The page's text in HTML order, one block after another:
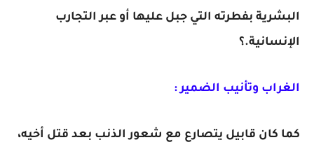
البشرية بفطرته التي جبل عليها أو عبر التجارب
الإنسانية.؟
الغراب وتأنيب الضمير :
كما كان قابيل يتصارع مع شعور الذنب بعد قتل أخيه،